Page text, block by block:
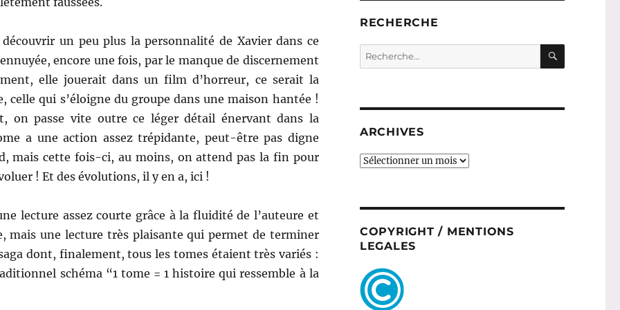
découvrir un peu plus la personnalité de Xavier dans ce
encore une fois, par le manque de discernement
elle jouerait dans un film d’horreur, ce serait la
celle qui s’éloigne du groupe dans une maison hantée !
on passe vite outre ce léger détail énervant dans la
a une action assez trépidante, peut-être pas digne
mais cette fois-ci, au moins, on attend pas la fin pour
! Et des évolutions, il y en a, ici !
lecture assez courte grâce à la fluidité de l’auteure et
mais une lecture très plaisante qui permet de terminer
dont, finalement, tous les tomes étaient très variés :
schéma “1 tome = 1 histoire qui ressemble à la
RECHERCHE
Recherche
pour :
ARCHIVES
ARCHIVES
COPYRIGHT / MENTIONS
LEGALES